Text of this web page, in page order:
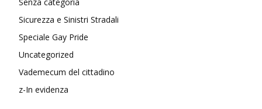
Sicurezza e Sinistri Stradali
Speciale Gay Pride
Uncategorized
Vademecum del cittadino
z-In evidenza